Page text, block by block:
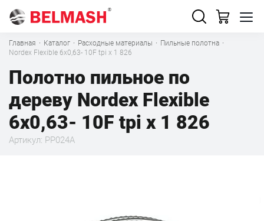
Главная · Каталог · Расходные материалы · Пильные полотна ·
Nordex Flexible 6х0,63- 10F tpi x 1 826
Полотно пильное по
дереву Nordex Flexible
6х0,63- 10F tpi x 1 826
Артикул: PP024A